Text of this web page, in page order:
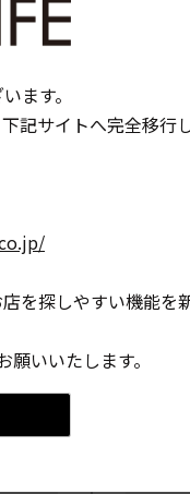
ます。
記サイトへ完全移行
を探しやすい機能を
いいたします。